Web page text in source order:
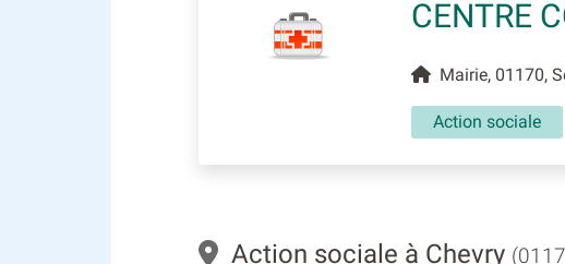
CENTRE
Mairie, 01170,
Action sociale
Action sociale à Chevry